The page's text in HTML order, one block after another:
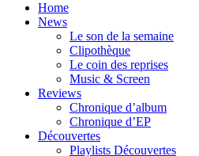
Home
News
Le son de la semaine
Clipothèque
Le coin des reprises
Music & Screen
Reviews
Chronique d’album
Chronique d’EP
Découvertes
Playlists Découvertes